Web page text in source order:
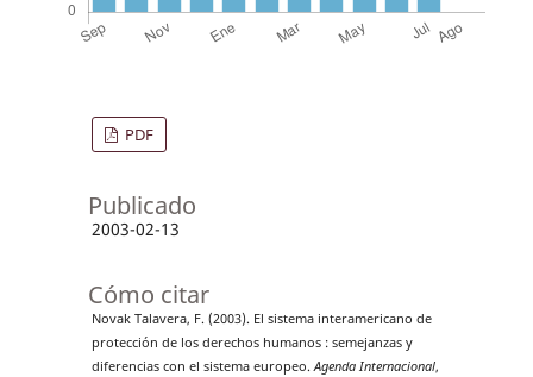
PDF
Publicado
2003-02-13
Cómo citar
Novak Talavera, F. (2003). El sistema interamericano de
protección de los derechos humanos : semejanzas y
diferencias con el sistema europeo.Agenda Internacional,